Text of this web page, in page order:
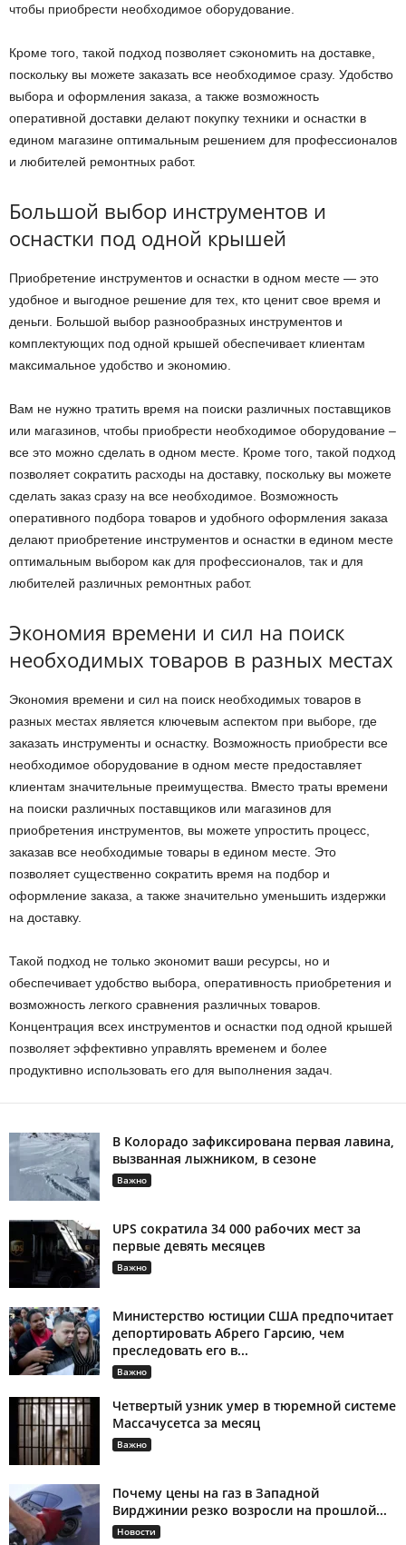
чтобы приобрести необходимое оборудование.
Кроме того, такой подход позволяет сэкономить на доставке,
поскольку вы можете заказать все необходимое сразу. Удобство
выбора и оформления заказа, а также возможность
оперативной доставки делают покупку техники и оснастки в
едином магазине оптимальным решением для профессионалов
и любителей ремонтных работ.
Большой выбор инструментов и
оснастки под одной крышей
Приобретение инструментов и оснастки в одном месте — это
удобное и выгодное решение для тех, кто ценит свое время и
деньги. Большой выбор разнообразных инструментов и
комплектующих под одной крышей обеспечивает клиентам
максимальное удобство и экономию.
Вам не нужно тратить время на поиски различных поставщиков
или магазинов, чтобы приобрести необходимое оборудование –
все это можно сделать в одном месте. Кроме того, такой подход
позволяет сократить расходы на доставку, поскольку вы можете
сделать заказ сразу на все необходимое. Возможность
оперативного подбора товаров и удобного оформления заказа
делают приобретение инструментов и оснастки в едином месте
оптимальным выбором как для профессионалов, так и для
любителей различных ремонтных работ.
Экономия времени и сил на поиск
необходимых товаров в разных местах
Экономия времени и сил на поиск необходимых товаров в
разных местах является ключевым аспектом при выборе, где
заказать инструменты и оснастку. Возможность приобрести все
необходимое оборудование в одном месте предоставляет
клиентам значительные преимущества. Вместо траты времени
на поиски различных поставщиков или магазинов для
приобретения инструментов, вы можете упростить процесс,
заказав все необходимые товары в едином месте. Это
позволяет существенно сократить время на подбор и
оформление заказа, а также значительно уменьшить издержки
на доставку.
Такой подход не только экономит ваши ресурсы, но и
обеспечивает удобство выбора, оперативность приобретения и
возможность легкого сравнения различных товаров.
Концентрация всех инструментов и оснастки под одной крышей
позволяет эффективно управлять временем и более
продуктивно использовать его для выполнения задач.
В Колорадо зафиксирована первая лавина,
вызванная лыжником, в сезоне
Важно
UPS сократила 34 000 рабочих мест за
первые девять месяцев
Важно
Министерство юстиции США предпочитает
депортировать Абрего Гарсию, чем
преследовать его в...
Важно
Четвертый узник умер в тюремной системе
Массачусетса за месяц
Важно
Почему цены на газ в Западной
Вирджинии резко возросли на прошлой...
Новости